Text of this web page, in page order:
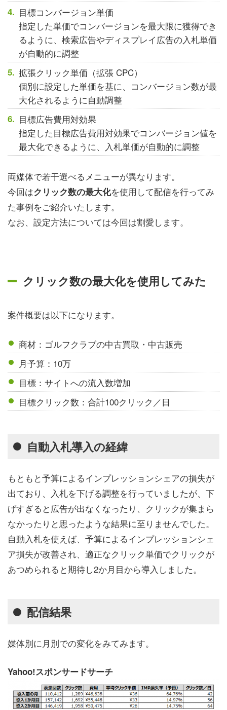
目標コンバージョン単価
指定した単価でコンバージョンを最大限に獲得でき
るように、検索広告やディスプレイ広告の入札単価
が自動的に調整
拡張クリック単価（拡張 CPC）
個別に設定した単価を基に、コンバージョン数が最
大化されるように自動調整
目標広告費用対効果
指定した目標広告費用対効果でコンバージョン値を
最大化できるように、入札単価が自動的に調整
両媒体で若干選べるメニューが異なります。
今回はクリック数の最大化を使用して配信を行ってみ
た事例をご紹介いたします。
なお、設定方法については今回は割愛します。
クリック数の最大化を使用してみた
案件概要は以下になります。
商材：ゴルフクラブの中古買取・中古販売
月予算：10万
目標：サイトへの流入数増加
目標クリック数：合計100クリック／日
自動入札導入の経緯
もともと予算によるインプレッションシェアの損失が
出ており、入札を下げる調整を行っていましたが、下
げすぎると広告が出なくなったり、クリックが集まら
なかったりと思ったような結果に至りませんでした。
自動入札を使えば、予算によるインプレッションシェ
ア損失が改善され、適正なクリック単価でクリックが
あつめられると期待し2か月目から導入しました。
配信結果
媒体別に月別での変化をみてみます。
Yahoo!スポンサードサーチ